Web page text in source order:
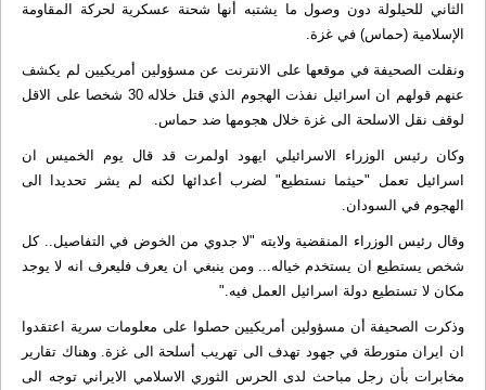
الثاني للحيلولة دون وصول ما يشتبه أنها شحنة عسكرية لحركة المقاومة
الإسلامية (حماس) في غزة.
ونقلت الصحيفة في موقعها على الانترنت عن مسؤولين أمريكيين لم يكشف
عنهم قولهم ان اسرائيل نفذت الهجوم الذي قتل خلاله 30 شخصا على الاقل
لوقف نقل الاسلحة الى غزة خلال هجومها ضد حماس.
وكان رئيس الوزراء الاسرائيلي ايهود اولمرت قد قال يوم الخميس ان
اسرائيل تعمل "حيثما نستطيع" لضرب أعدائها لكنه لم يشر تحديدا الى
الهجوم في السودان.
وقال رئيس الوزراء المنقضية ولايته "لا جدوي من الخوض في التفاصيل.. كل
شخص يستطيع ان يستخدم خياله... ومن ينبغي ان يعرف فليعرف انه لا يوجد
مكان لا تستطيع دولة اسرائيل العمل فيه."
وذكرت الصحيفة أن مسؤولين أمريكيين حصلوا على معلومات سرية اعتقدوا
ان ايران متورطة في جهود تهدف الى تهريب أسلحة الى غزة. وهناك تقارير
مخابرات بأن رجل مباحث لدى الحرس الثوري الاسلامي الايراني توجه الى